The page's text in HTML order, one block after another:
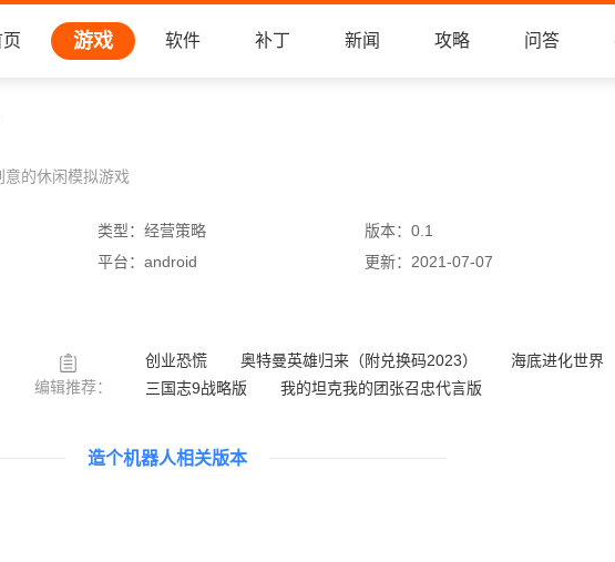
游戏 软件 补丁 新闻 攻略 问答
的休闲模拟游戏
类型： 经营策略 版本： 0.1
平台： android 更新： 2021-07-07
编辑推荐：
创业恐慌 奥特曼英雄归来（附兑换码2023）
海底进化世界
三国志9战略版
我的坦克我的团张召忠代言版
造个机器人相关版本